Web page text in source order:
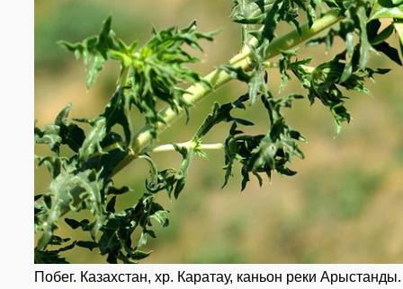
Побег. Казахстан, хр. Каратау, каньон реки